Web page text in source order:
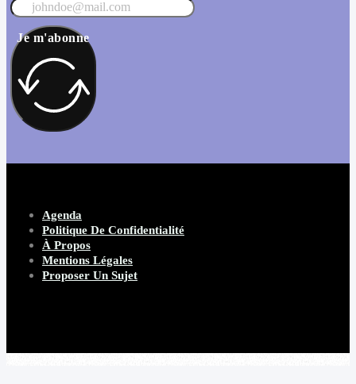
Je m'abonne
Agenda
Politique De Confidentialité
À Propos
Mentions Légales
Proposer Un Sujet